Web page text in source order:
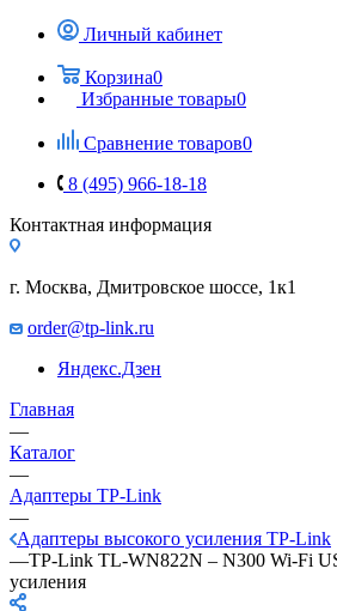
Личный кабинет
Корзина0
Избранные товары0
Сравнение товаров0
8 (495) 966-18-18
Контактная информация
г. Москва, Дмитровское шоссе, 1к1
order@tp-link.ru
Яндекс.Дзен
Главная
—
Каталог
—
Адаптеры TP-Link
—
Адаптеры высокого усиления TP-Link
—TP-Link TL-WN822N – N300 Wi-Fi
усиления